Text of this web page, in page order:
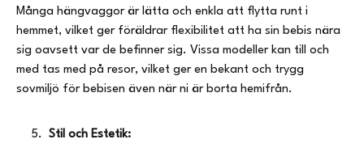
Många hängvaggor är lätta och enkla att flytta runt i
hemmet, vilket ger föräldrar flexibilitet att ha sin bebis nära
sig oavsett var de befinner sig. Vissa modeller kan till och
med tas med på resor, vilket ger en bekant och trygg
sovmiljö för bebisen även när ni är borta hemifrån.
Stil och Estetik: